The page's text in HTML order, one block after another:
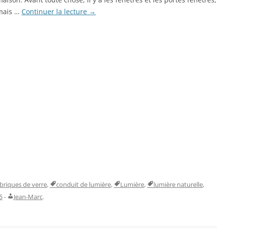
… Continuer la lecture →
briques de verre, conduit de lumière, Lumière, lumière naturelle,
- Jean-Marc.